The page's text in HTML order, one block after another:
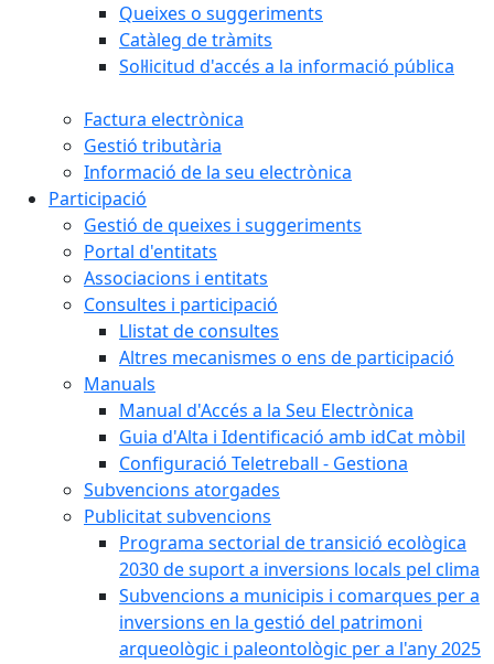
Queixes o suggeriments
Catàleg de tràmits
Sol·licitud d'accés a la informació pública
Factura electrònica
Gestió tributària
Informació de la seu electrònica
Participació
Gestió de queixes i suggeriments
Portal d'entitats
Associacions i entitats
Consultes i participació
Llistat de consultes
Altres mecanismes o ens de participació
Manuals
Manual d'Accés a la Seu Electrònica
Guia d'Alta i Identificació amb idCat mòbil
Configuració Teletreball - Gestiona
Subvencions atorgades
Publicitat subvencions
Programa sectorial de transició ecològica
2030 de suport a inversions locals pel clima
Subvencions a municipis i comarques per a
inversions en la gestió del patrimoni
arqueològic i paleontològic per a l'any 2025